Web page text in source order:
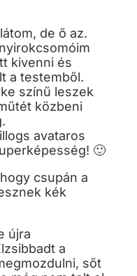
de ő az.
kivenni és
a testemből.
színű leszek
közbeni
avataros
🙂
csupán a
kék
újra
a
sőt